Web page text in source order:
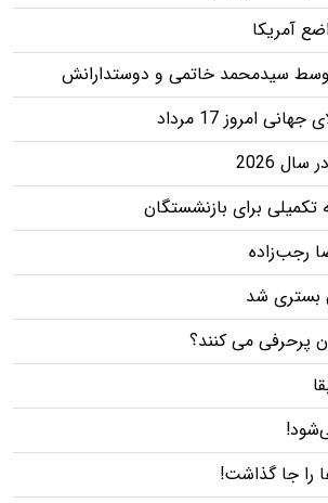
آمریکا
توسط سیدمحمد خاتمی و دوستدارانش
امروز 17 مرداد
2026
تکمیلی برای بازنشستگان
رجب‌زاده
بستری شد
پرحرفی می کنند؟
را جا گذاشت!